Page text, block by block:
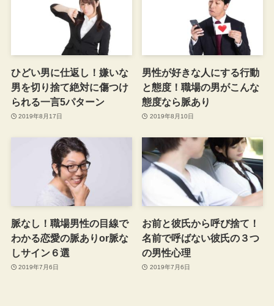
ひどい男に仕返し！嫌いな
男を切り捨て絶対に傷つけ
られる一言5パターン
2019年8月17日
男性が好きな人にする行動
と態度！職場の男がこんな
態度なら脈あり
2019年8月10日
脈なし！職場男性の目線で
わかる恋愛の脈ありor脈な
しサイン６選
2019年7月6日
お前と彼氏から呼び捨て！
名前で呼ばない彼氏の３つ
の男性心理
2019年7月6日